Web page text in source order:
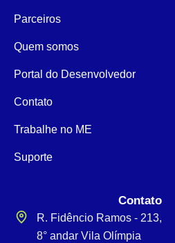
Parceiros
Quem somos
Portal do Desenvolvedor
Contato
Trabalhe no ME
Suporte
Contato
R. Fidêncio Ramos - 213,
8° andar Vila Olímpia